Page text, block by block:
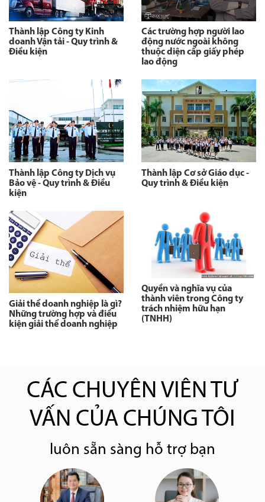
Thành lập Công ty Kinh
doanh Vận tải - Quy trình &
Điều kiện
Các trường hợp người lao
động nước ngoài không
thuộc diện cấp giấy phép
lao động
Thành lập Công ty Dịch vụ
Bảo vệ - Quy trình & Điều
kiện
Thành lập Cơ sở Giáo dục -
Quy trình & Điều kiện
Giải thể doanh nghiệp là gì?
Những trường hợp và điều
kiện giải thể doanh nghiệp
Quyền và nghĩa vụ của
thành viên trong Công ty
trách nhiệm hữu hạn
(TNHH)
CÁC CHUYÊN VIÊN TƯ
VẤN CỦA CHÚNG TÔI
luôn sẵn sàng hỗ trợ bạn